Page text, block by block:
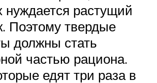
нуждается растущий
Поэтому твердые
должны стать
частью рациона.
едят три раза в